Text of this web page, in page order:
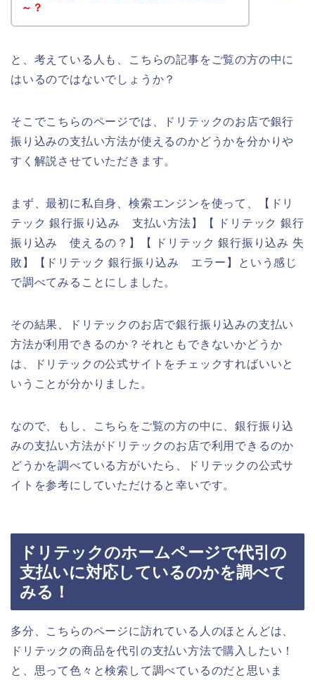
～？
と、考えている人も、こちらの記事をご覧の方の中に
はいるのではないでしょうか？
そこでこちらのページでは、ドリテックのお店で銀行
振り込みの支払い方法が使えるのかどうかを分かりや
すく解説させていただきます。
まず、最初に私自身、検索エンジンを使って、【ドリ
テック 銀行振り込み 支払い方法】【 ドリテック 銀行
振り込み 使えるの？】【 ドリテック 銀行振り込み 失
敗】【ドリテック 銀行振り込み エラー】という感じ
で調べてみることにしました。
その結果、ドリテックのお店で銀行振り込みの支払い
方法が利用できるのか？それともできないかどうか
は、ドリテックの公式サイトをチェックすればいいと
いうことが分かりました。
なので、もし、こちらをご覧の方の中に、銀行振り込
みの支払い方法がドリテックのお店で利用できるのか
どうかを調べている方がいたら、ドリテックの公式サ
イトを参考にしていただけると幸いです。
ドリテックのホームページで代引の
支払いに対応しているのかを調べて
みる！
多分、こちらのページに訪れている人のほとんどは、
ドリテックの商品を代引の支払い方法で購入したい！
と、思って色々と検索して調べているのだと思いま